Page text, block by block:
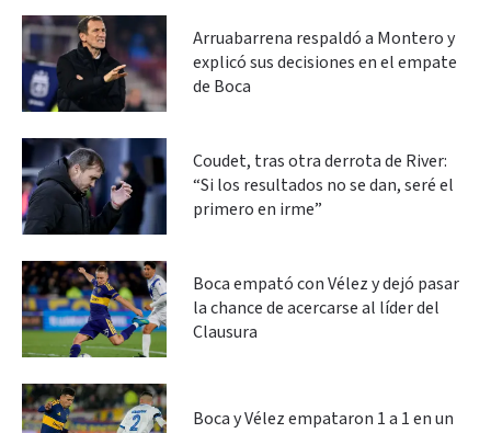
Arruabarrena respaldó a Montero y
explicó sus decisiones en el empate
de Boca
Coudet, tras otra derrota de River:
“Si los resultados no se dan, seré el
primero en irme”
Boca empató con Vélez y dejó pasar
la chance de acercarse al líder del
Clausura
Boca y Vélez empataron 1 a 1 en un